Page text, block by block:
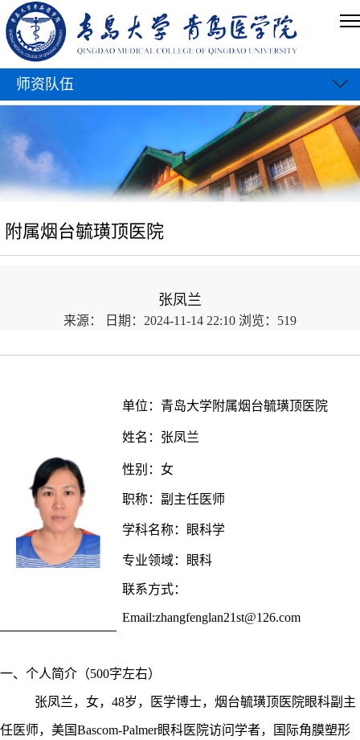
师资队伍
附属烟台毓璜顶医院
张凤兰
来源： 日期：2024-11-14 22:10 浏览： 519
单位 ： 青岛大学附属烟台毓璜顶医院
姓名： 张凤兰
性别： 女
职称： 副主任医师
学科名称： 眼科学
专业领域： 眼科
联系方式：
Email:zhangfenglan21st@126.com
一、个人简介（500字左右）
张凤兰，女， 48岁 ，医学博士，烟台毓璜顶医院眼科副主
任医师，美国Bascom-Palmer眼科医院访问学者，国际角膜塑形